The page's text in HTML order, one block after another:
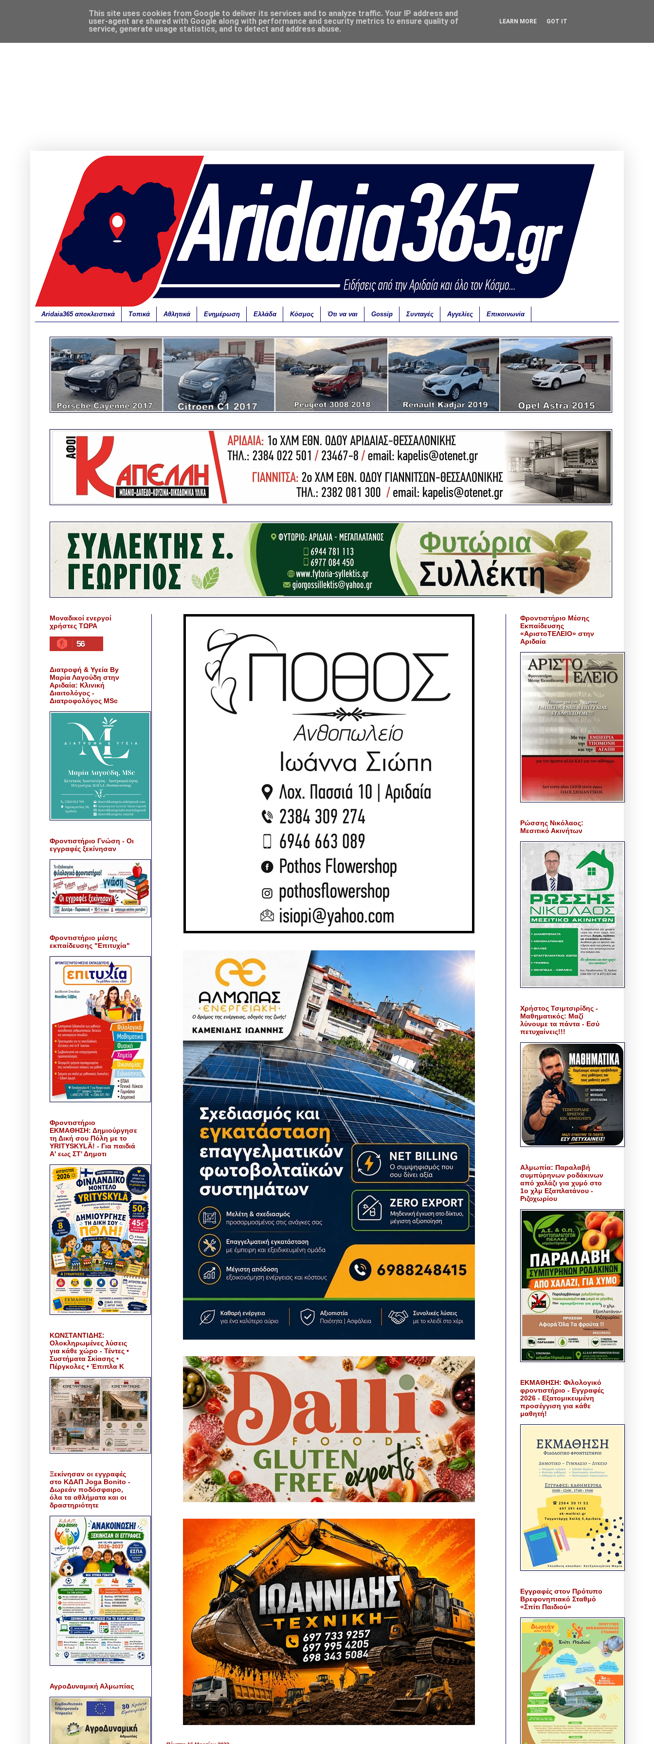
Aridaia365 αποκλειστικά Τοπικά Αθλητικά Ενημέρωση Ελλάδα Κόσμος Ότι να ναι Gossip Συνταγές Αγγελίες Επικοινωνία
Μοναδικοί ενεργοί
χρήστες ΤΩΡΑ
56
Διατροφή & Υγεία By
Μαρία Λαγούδη στην
Αριδαία: Κλινική
Διαιτολόγος -
Διατροφολόγος MSc
Φροντιστήριο Γνώση - Οι
εγγραφές ξεκίνησαν
Φροντιστήριο μέσης
εκπαίδευσης "Επιτυχία"
Φροντιστήριο
ΕΚΜΑΘΗΣΗ: Δημιούργησε
τη Δική σου Πόλη με το
YRITYSKYLÄ! - Για παιδιά
Α' εως ΣΤ' Δημοτι
ΚΩΝΣΤΑΝΤΙΔΗΣ:
Ολοκληρωμένες λύσεις
για κάθε χώρο - Τέντες •
Συστήματα Σκίασης •
Πέργκολες • Έπιπλα Κ
Ξεκίνησαν οι εγγραφές
στο ΚΔΑΠ Joga Bonito -
Δωρεάν ποδόσφαιρο,
όλα τα αθλήματα και οι
δραστηριότητε
ΑγροΔυναμική Αλμωπίας
Φροντιστήριο Μέσης
Εκπαίδευσης
«ΑριστοΤΕΛΕΙΟ» στην
Αριδαία
Ρώσσης Νικόλαος:
Μεσιτικό Ακινήτων
Χρήστος Τσιμτσιρίδης -
Μαθηματικός: Μαζί
λύνουμε τα πάντα - Εσύ
πετυχαίνεις!!!
Αλμωπία: Παραλαβή
συμπύρηνων ροδάκινων
από χαλάζι για χυμό στο
1ο χλμ Εξαπλατάνου -
Ριζοχωρίου
ΕΚΜΑΘΗΣΗ: Φιλολογικό
φροντιστήριο - Εγγραφές
2026 - Εξατομικευμένη
προσέγγιση για κάθε
μαθητή!
Εγγραφές στον Πρότυπο
Βρεφονηπιακό Σταθμό
«Σπίτι Παιδιού»
This site uses cookies from Google to deliver its services and to analyze traffic. Your IP address and
user-agent are shared with Google along with performance and security metrics to ensure quality of
service, generate usage statistics, and to detect and address abuse.
LEARN MORE GOT IT